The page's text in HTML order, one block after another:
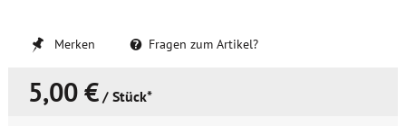
Merken Fragen zum Artikel?
5,00 € / Stück*